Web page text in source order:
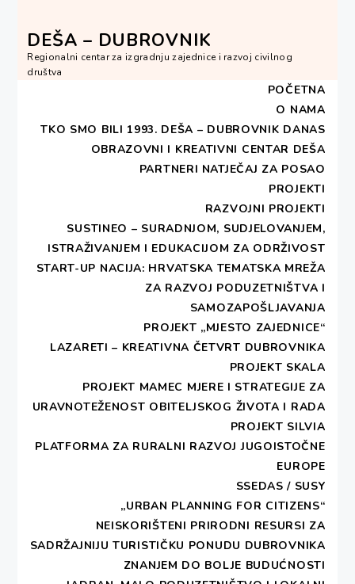
content
DEŠA – DUBROVNIK
Regionalni centar za izgradnju zajednice i razvoj civilnog
društva
POČETNA
O NAMA
TKO SMO BILI 1993. DEŠA – DUBROVNIK DANAS
OBRAZOVNI I KREATIVNI CENTAR DEŠA
PARTNERI NATJEČAJ ZA POSAO
PROJEKTI
RAZVOJNI PROJEKTI
SUSTINEO – SURADNJOM, SUDJELOVANJEM,
ISTRAŽIVANJEM I EDUKACIJOM ZA ODRŽIVOST
START-UP NACIJA: HRVATSKA TEMATSKA MREŽA
ZA RAZVOJ PODUZETNIŠTVA I
SAMOZAPOŠLJAVANJA
PROJEKT „MJESTO ZAJEDNICE“
LAZARETI – KREATIVNA ČETVRT DUBROVNIKA
PROJEKT SKALA
PROJEKT MAMEC MJERE I STRATEGIJE ZA
URAVNOTEŽENOST OBITELJSKOG ŽIVOTA I RADA
PROJEKT SILVIA
PLATFORMA ZA RURALNI RAZVOJ JUGOISTOČNE
EUROPE
SSEDAS / SUSY
„URBAN PLANNING FOR CITIZENS“
NEISKORIŠTENI PRIRODNI RESURSI ZA
SADRŽAJNIJU TURISTIČKU PONUDU DUBROVNIKA
ZNANJEM DO BOLJE BUDUĆNOSTI
RUJAN 14
Dan:14. rujna 2018.
Godišnji sastank Hrvatske
mreže za suradnju na
14. RUJNA 2018
Predstavnice DEŠE sudjelovale su u Zadru
13.-14.9. na godišnjem sastanku Hrvatske
mreže za suradnju na Euro – Mediteranu.
Na sastanku se govorilo o dosadašnjim
aktivnostima članica te su se predlagale
teme i prioriteti za provedbu budućih
programa suradnje.